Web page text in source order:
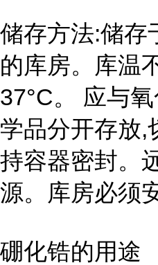
储存方法:储存
的库房。库温
37°C。 应与
学品分开存放,
持容器密封。
源。库房必须
硼化锆的用途